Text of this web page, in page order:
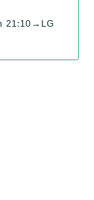
21:10→LG